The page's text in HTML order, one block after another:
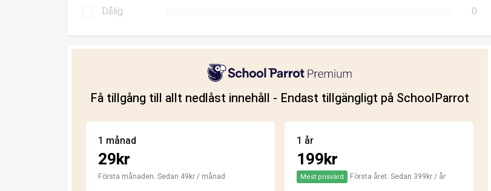
Dålig
0
Få tillgång till allt nedlåst innehåll - Endast tillgängligt på SchoolParrot
1 månad
29kr
Första månaden. Sedan 49kr / månad
1 år
199kr
Mest prisvärd Första året. Sedan 399kr / år